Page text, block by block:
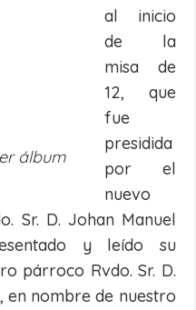
álbum
al inicio
de la
misa de
12, que
fue
presidida
por el
nuevo
Sr. D. Johan Manuel
y leído su
párroco Rvdo. Sr. D.
en nombre de nuestro